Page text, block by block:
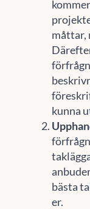
måttar,
kunna
bästa
er.